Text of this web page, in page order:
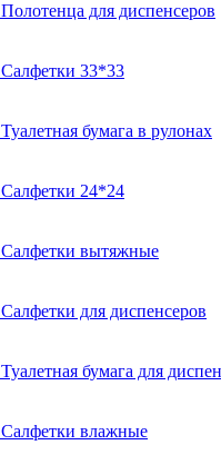
Полотенца для диспенсеров
Салфетки 33*33
Туалетная бумага в рулонах
Салфетки 24*24
Салфетки вытяжные
Салфетки для диспенсеров
Туалетная бумага для
Салфетки влажные